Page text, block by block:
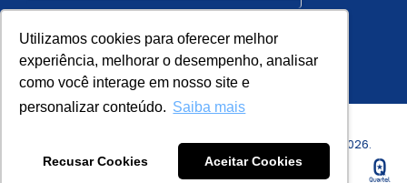
Utilizamos cookies para oferecer melhor
experiência, melhorar o desempenho, analisar
como você interage em nosso site e
personalizar conteúdo. Saiba mais
Recusar Cookies Aceitar Cookies
n
o
,
d
e
Copyright © PACTO Administradora de Condomínios - 2026.
Todos os Direitos Reservados.